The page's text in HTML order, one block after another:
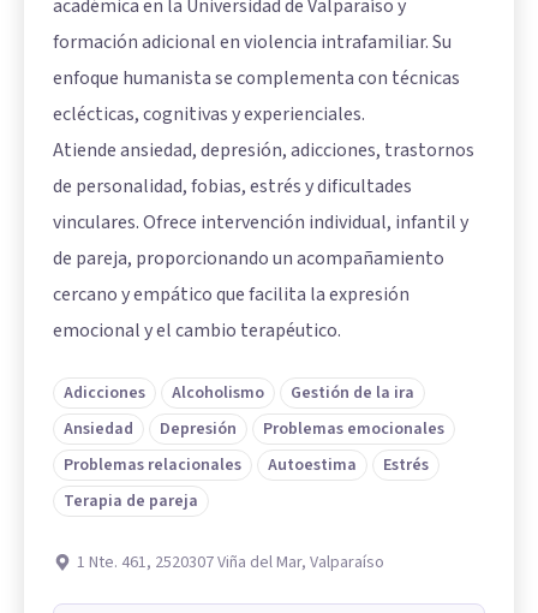
académica en la Universidad de Valparaíso y
formación adicional en violencia intrafamiliar. Su
enfoque humanista se complementa con técnicas
eclécticas, cognitivas y experienciales.
Atiende ansiedad, depresión, adicciones, trastornos
de personalidad, fobias, estrés y dificultades
vinculares. Ofrece intervención individual, infantil y
de pareja, proporcionando un acompañamiento
cercano y empático que facilita la expresión
emocional y el cambio terapéutico.
Adicciones Alcoholismo
Gestión de la ira
Ansiedad
Depresión
Problemas emocionales
Problemas relacionales
Autoestima
Estrés
Terapia de pareja
1 Nte. 461, 2520307 Viña del Mar, Valparaíso